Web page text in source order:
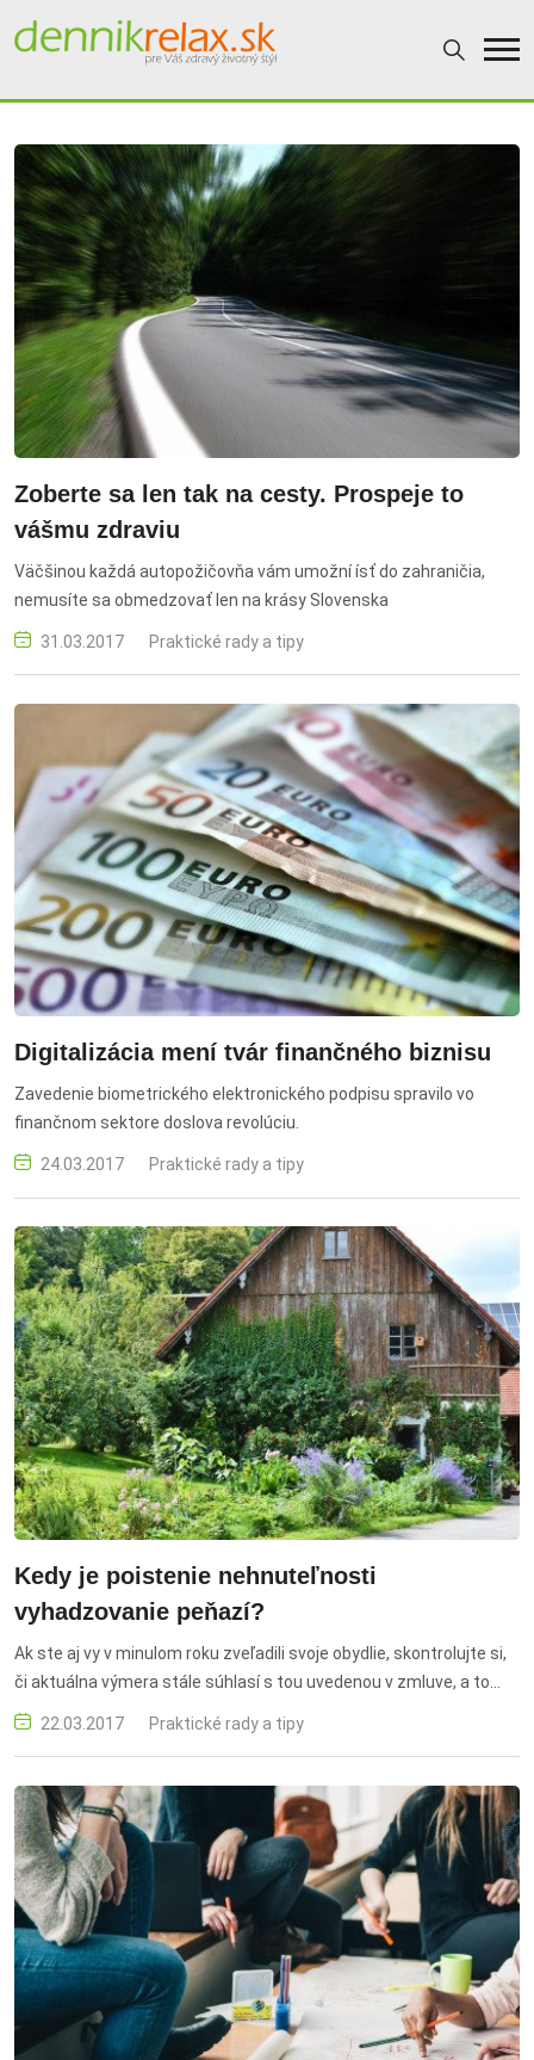
Dennikrelax
Zoberte sa len tak na cesty. Prospeje to
vášmu zdraviu
Väčšinou každá autopožičovňa vám umožní ísť do zahraničia,
nemusíte sa obmedzovať len na krásy Slovenska
31.03.2017 Praktické rady a tipy
Digitalizácia mení tvár finančného biznisu
Zavedenie biometrického elektronického podpisu spravilo vo
finančnom sektore doslova revolúciu.
24.03.2017 Praktické rady a tipy
Kedy je poistenie nehnuteľnosti
vyhadzovanie peňazí?
Ak ste aj vy v minulom roku zveľadili svoje obydlie, skontrolujte si,
či aktuálna výmera stále súhlasí s tou uvedenou v zmluve, a to
vrátane garáže, záhradného domčeka, letnej kuchyne, dielne či
22.03.2017 Praktické rady a tipy